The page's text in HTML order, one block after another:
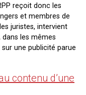
reçoit donc les
et membres de
juristes, intervient
dans les mêmes
une publicité parue
contenu d’une